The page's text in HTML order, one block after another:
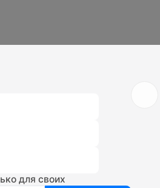
для своих